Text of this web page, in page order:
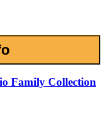
Family Collection